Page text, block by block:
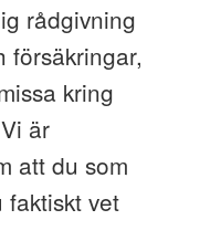
rådgivning
försäkringar,
kring
är
att du som
faktiskt vet